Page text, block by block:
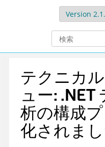
テクニカ
ュー: .NET
析の構成
化されま